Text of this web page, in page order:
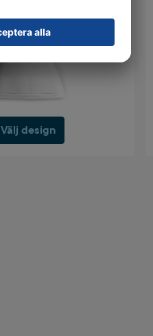
Välj design